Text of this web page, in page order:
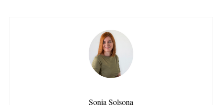
Sonia Solsona